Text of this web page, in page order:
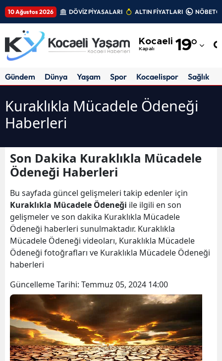
10 Ağustos 2026 DÖVİZ PİYASALARI ALTIN FİYATLARI
Kocaeli
Kapalı 19°
Adıyaman
Amasya
Antalya
Aydın
Balıkesir
Bilecik
Bingöl
Bolu
Bursa
Çanakkale
Gündem Dünya Yaşam Spor Kocaelispor Sağlık
Kuraklıkla Mücadele Ödeneği
Haberleri
Son Dakika Kuraklıkla Mücadele
Ödeneği Haberleri
Bu sayfada güncel gelişmeleri takip edenler için
Kuraklıkla Mücadele Ödeneği ile ilgili en son
gelişmeler ve son dakika Kuraklıkla Mücadele
Ödeneği haberleri sunulmaktadır. Kuraklıkla
Mücadele Ödeneği videoları, Kuraklıkla Mücadele
Ödeneği fotoğrafları ve Kuraklıkla Mücadele Ödeneği
haberleri
Güncelleme Tarihi: Temmuz 05, 2024 14:00